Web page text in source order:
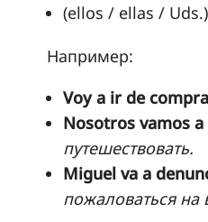
(ellos / ellas /
Например:
Voy a ir de
Nosotros vamos
путешествовать.
Miguel va a
пожаловаться на